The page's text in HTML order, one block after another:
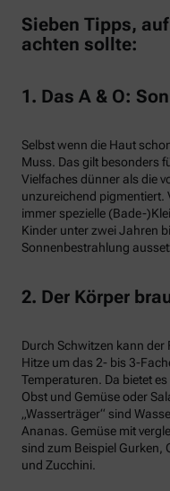
Sieben Tipps,
achten sollte:
1. Das A & O:
Selbst wenn die Haut
Muss. Das gilt besonders
Vielfaches dünner als die
unzureichend
immer spezielle (Bade-
Kinder unter zwei Jahren
Sonnenbestrahlung
2. Der Körper
Durch Schwitzen kann
Hitze um das 2- bis 3-
Temperaturen. Da bietet
Obst und Gemüse oder
„Wasserträger“ sind
Ananas. Gemüse mit
sind zum Beispiel
und Zucchini.